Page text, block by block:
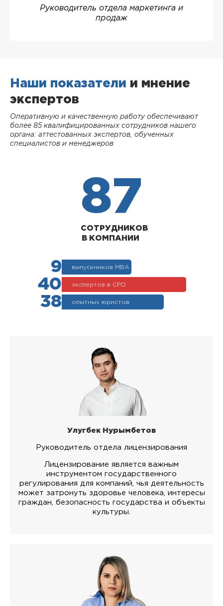
Руководитель отдела маркетинга и
продаж
Наши показатели и мнение
экспертов
Оперативную и качественную работу обеспечивают
более 85 квалифицированных сотрудников нашего
органа: аттестованных экспертов, обученных
специалистов и менеджеров
87
СОТРУДНИКОВ
В КОМПАНИИ
9 выпускников МВА
40 экспертов в СРО
38 опытных юристов
Улугбек Нурымбетов
Руководитель отдела лицензирования
Лицензирование является важным
инструментом государственного
регулирования для компаний, чья деятельность
может затронуть здоровье человека, интересы
граждан, безопасность государства и объекты
культуры.